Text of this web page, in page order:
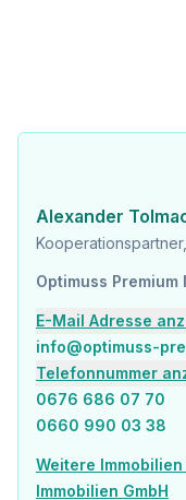
Alexander
Optimuss Premium
E-Mail Adresse
info@optimuss-
Telefonnummer
0676 686 07 70
0660 990 03 38
Weitere Immobilien
Immobilien GmbH